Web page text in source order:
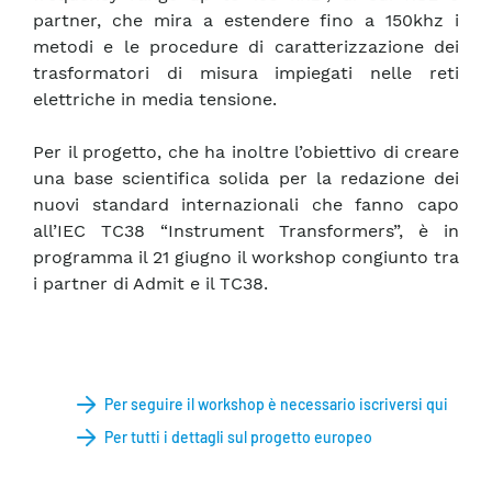
partner, che mira a estendere fino a 150khz i
metodi e le procedure di caratterizzazione dei
trasformatori di misura impiegati nelle reti
elettriche in media tensione.
Per il progetto, che ha inoltre l’obiettivo di creare
una base scientifica solida per la redazione dei
nuovi standard internazionali che fanno capo
all’IEC TC38 “Instrument Transformers”, è in
programma il 21 giugno il workshop congiunto tra
i partner di Admit e il TC38.
Per seguire il workshop è necessario iscriversi qui
Per tutti i dettagli sul progetto europeo